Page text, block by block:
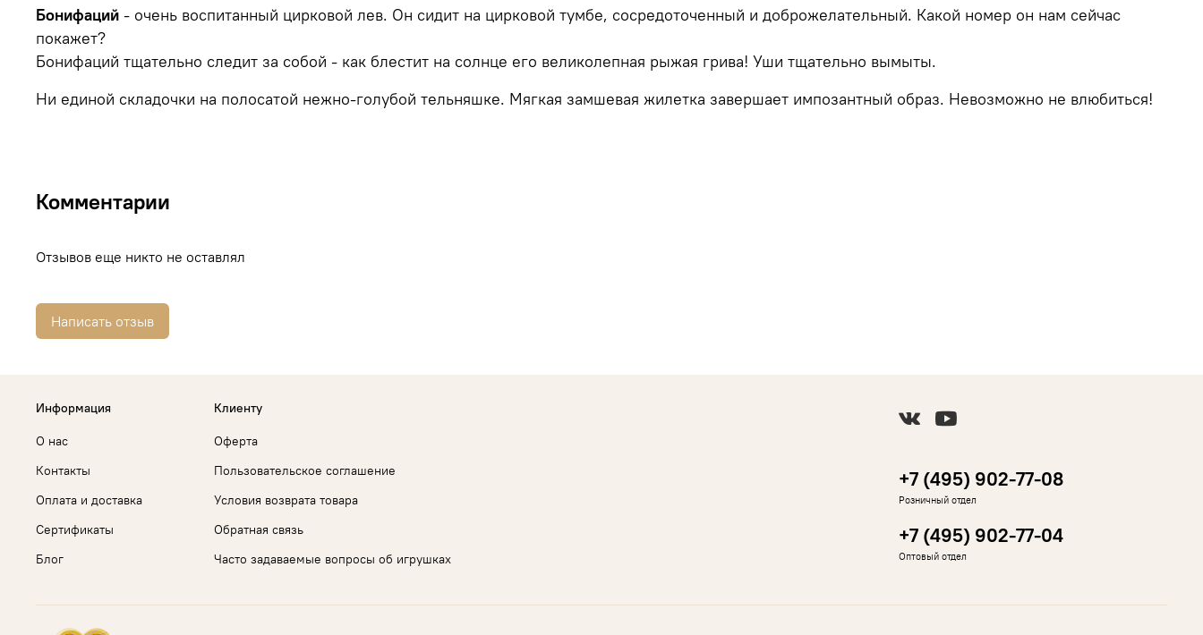
Бонифаций - очень воспитанный цирковой лев. Он сидит на цирковой тумбе, сосредоточенный и доброжелательный. Какой номер он нам сейчас
покажет?
Бонифаций тщательно следит за собой - как блестит на солнце его великолепная рыжая грива! Уши тщательно вымыты.
Ни единой складочки на полосатой нежно-голубой тельняшке. Мягкая замшевая жилетка завершает импозантный образ. Невозможно не влюбиться!
Комментарии
Отзывов еще никто не оставлял
Написать отзыв
Информация
О нас
Контакты
Оплата и доставка
Сертификаты
Блог
Клиенту
Оферта
Пользовательское соглашение
Условия возврата товара
Обратная связь
Часто задаваемые вопросы об игрушках
+7 (495) 902-77-08
Розничный отдел
+7 (495) 902-77-04
Оптовый отдел